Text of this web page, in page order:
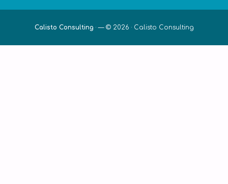
Calisto Consulting ·— © 2026 · Calisto Consulting